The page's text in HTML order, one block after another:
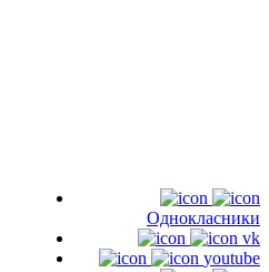
Однокласники
vk
youtube